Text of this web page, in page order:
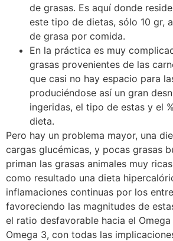
de grasas. Es aquí donde
este tipo de dietas, sólo 10 gr,
de grasa por comida.
En la práctica es muy
grasas provenientes de las
que casi no hay espacio para
produciéndose así un gran
ingeridas, el tipo de estas y el
dieta.
Pero hay un problema mayor, una
cargas glucémicas, y pocas grasas
priman las grasas animales muy
como resultado una dieta
inflamaciones continuas por los
favoreciendo las magnitudes de
el ratio desfavorable hacia el Omega
Omega 3, con todas las